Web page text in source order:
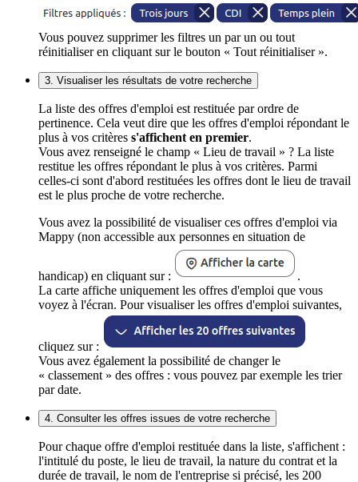
Vous pouvez supprimer les filtres un par un ou tout
réinitialiser en cliquant sur le bouton « Tout réinitialiser ».
3. Visualiser les résultats de votre recherche
La liste des offres d'emploi est restituée par ordre de
pertinence. Cela veut dire que les offres d'emploi répondant le
plus à vos critères s'affichent en premier.
Vous avez renseigné le champ « Lieu de travail » ? La liste
restitue les offres répondant le plus à vos critères. Parmi
celles-ci sont d'abord restituées les offres dont le lieu de travail
est le plus proche de votre recherche.
Vous avez la possibilité de visualiser ces offres d'emploi via
Mappy (non accessible aux personnes en situation de
handicap) en cliquant sur :
.
La carte affiche uniquement les offres d'emploi que vous
voyez à l'écran. Pour visualiser les offres d'emploi suivantes,
cliquez sur :
Vous avez également la possibilité de changer le
« classement » des offres : vous pouvez par exemple les trier
par date.
4. Consulter les offres issues de votre recherche
Pour chaque offre d'emploi restituée dans la liste, s'affichent :
l'intitulé du poste, le lieu de travail, la nature du contrat et la
durée de travail, le nom de l'entreprise si précisé, les 200